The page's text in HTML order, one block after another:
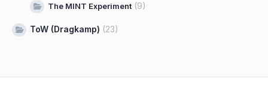
The MINT Experiment(9)
ToW (Dragkamp) (23)